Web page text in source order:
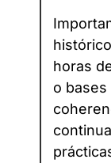
horas
o bases